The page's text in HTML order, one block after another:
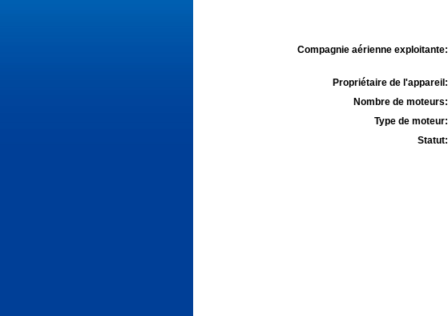
Compagnie aérienne exploitante:
Propriétaire de l'appareil:
Nombre de moteurs:
Type de moteur:
Statut: